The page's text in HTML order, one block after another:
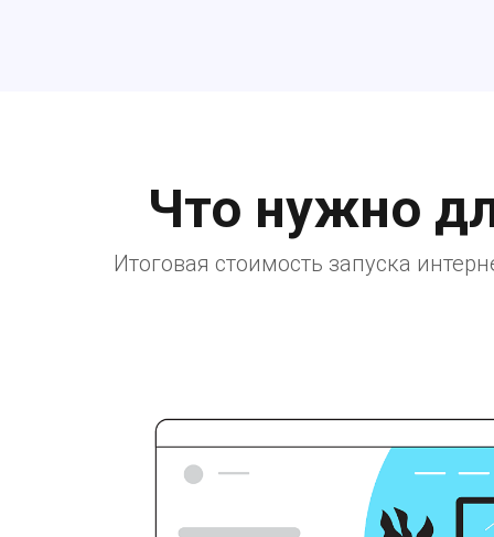
Что нужно
Итоговая стоимость запуска